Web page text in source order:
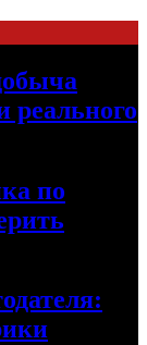
реального
по